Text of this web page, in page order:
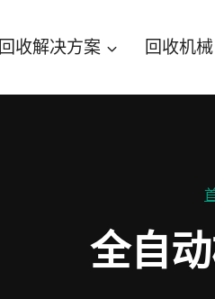
回收解决方案 回收机械
全自